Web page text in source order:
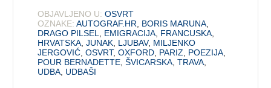
OBJAVLJENO U: OSVRT
OZNAKE: AUTOGRAF.HR, BORIS MARUNA,
DRAGO PILSEL, EMIGRACIJA, FRANCUSKA,
HRVATSKA,JUNAK, LJUBAV, MILJENKO
JERGOVIĆ,OSVRT,OXFORD, PARIZ, POEZIJA,
POUR BERNADETTE,ŠVICARSKA,TRAVA,
UDBA, UDBAŠI